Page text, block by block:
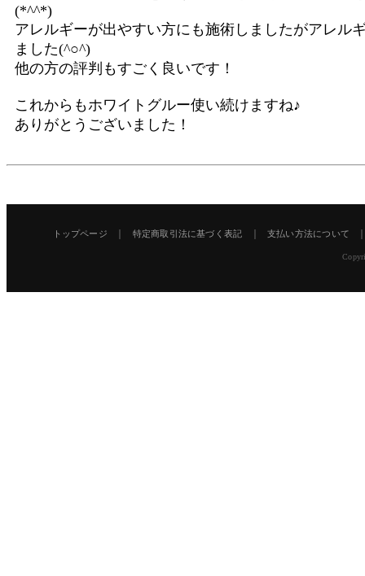
(*^^*)
アレルギーが出やすい方にも施術しましたがアレル
ました(^○^)
他の方の評判もすごく良いです！
これからもホワイトグルー使い続けますね♪
ありがとうございました！
トップページ 特定商取引法に基づく表記 支払い方法について